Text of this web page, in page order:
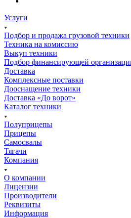
Услуги
Подбор и продажа грузовой техники
Техника на комиссию
Выкуп техники
Подбор финансирующей
Доставка
Комплексные поставки
Дооснащение техники
Доставка «До ворот»
Каталог техники
Полуприцепы
Прицепы
Самосвалы
Тягачи
Компания
О компании
Лицензии
Производители
Реквизиты
Информация